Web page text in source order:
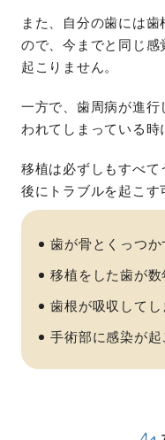
また、自分の歯には
ので、今までと同じ
起こりません。
一方で、歯周病が進
われてしまっている時
移植は必ずしもすべ
後にトラブルを起こす
歯が骨とくっつ
移植をした歯が
歯根が吸収して
手術部に感染が